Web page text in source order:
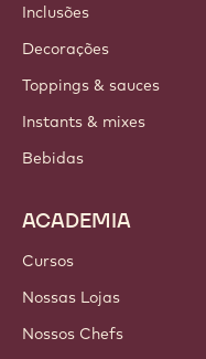
Inclusões
Decorações
Toppings & sauces
Instants & mixes
Bebidas
ACADEMIA
Cursos
Nossas Lojas
Nossos Chefs